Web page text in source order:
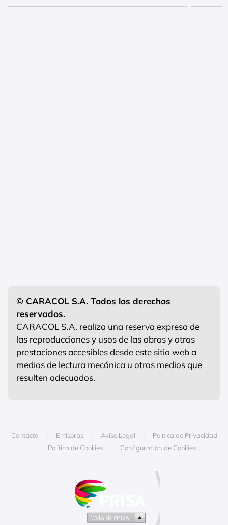
© CARACOL S.A. Todos los derechos
reservados.
CARACOL S.A. realiza una reserva expresa de
las reproducciones y usos de las obras y otras
prestaciones accesibles desde este sitio web a
medios de lectura mecánica u otros medios que
resulten adecuados.
Contacta Emisoras Aviso Legal
Política de Privacidad
Política de Cookies
Configuración de Cookies